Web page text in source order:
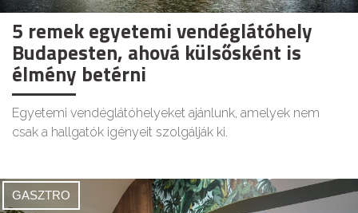
5 remek egyetemi vendéglátóhely
Budapesten, ahová külsősként is
élmény betérni
Egyetemi vendéglátóhelyeket ajánlunk, amelyek nem
csak a hallgatók igényeit szolgálják ki.
GASZTRO